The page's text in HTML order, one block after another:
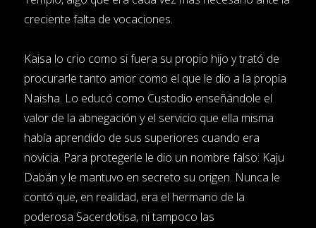
creciente falta de vocaciones.
Kaisa lo crio como si fuera su propio hijo y trató de
procurarle tanto amor como el que le dio a la propia
Naisha. Lo educó como Custodio enseñándole el
valor de la abnegación y el servicio que ella misma
había aprendido de sus superiores cuando era
novicia. Para protegerle le dio un nombre falso: Kaju
Dabán y le mantuvo en secreto su origen. Nunca le
contó que, en realidad, era el hermano de la
poderosa Sacerdotisa, ni tampoco las